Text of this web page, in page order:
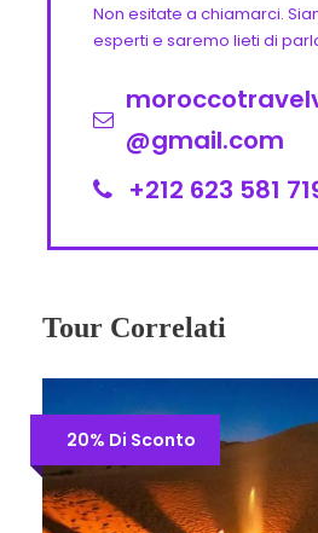
Non esitate a chiamarci.
esperti e saremo lieti di
@gmail.com
+212 623 581
Tour Correlati
20% Di Sconto